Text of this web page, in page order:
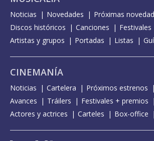
Noticias Novedades
Próximas
Discos históricos
Canciones Festivales
Artistas y grupos
Portadas Listas
CINEMANÍA
Noticias Cartelera Próximos estrenos
Avances
Tráilers
Festivales + premios
Actores y actrices
Carteles Box-office